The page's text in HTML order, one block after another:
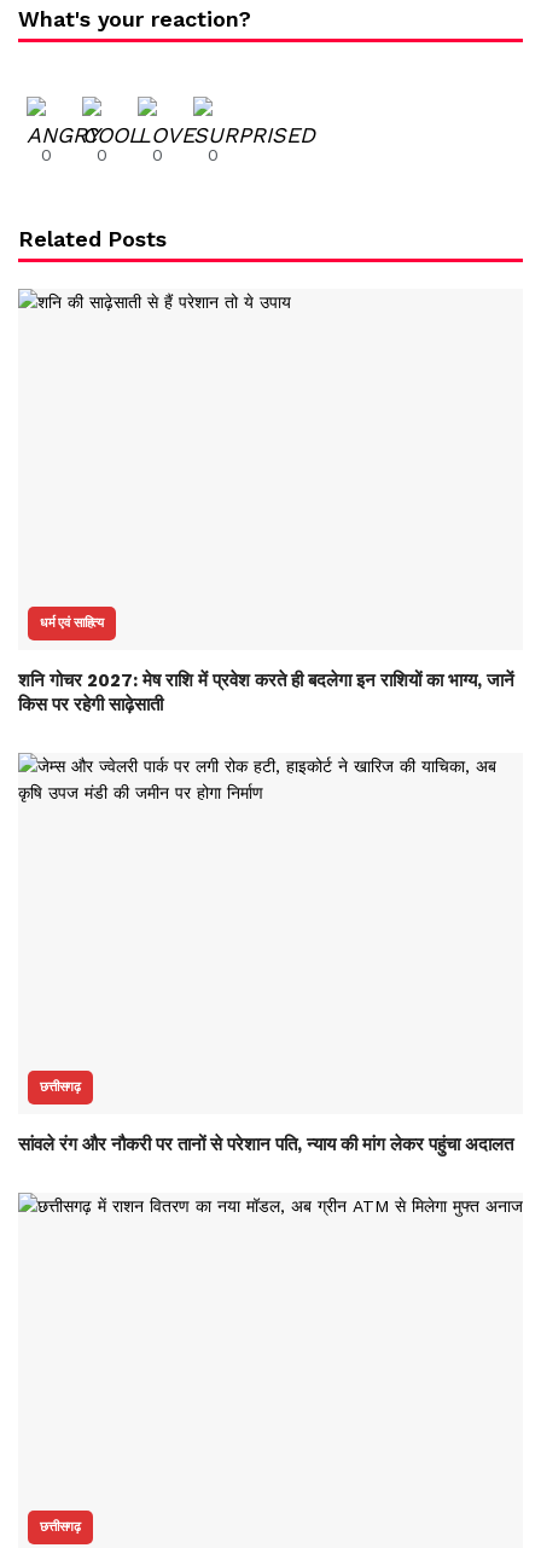
What's your reaction?
0 0 0 0
Related Posts
धर्म एवं साहित्य
शनि गोचर 2027: मेष राशि में प्रवेश करते ही बदलेगा इन राशियों का भाग्य, जानें
किस पर रहेगी साढ़ेसाती
छत्तीसगढ़
सांवले रंग और नौकरी पर तानों से परेशान पति, न्याय की मांग लेकर पहुंचा अदालत
छत्तीसगढ़